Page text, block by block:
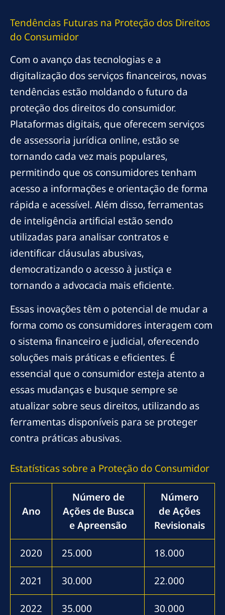
Tendências Futuras na Proteção dos Direitos
do Consumidor
Com o avanço das tecnologias e a
digitalização dos serviços financeiros, novas
tendências estão moldando o futuro da
proteção dos direitos do consumidor.
Plataformas digitais, que oferecem serviços
de assessoria jurídica online, estão se
tornando cada vez mais populares,
permitindo que os consumidores tenham
acesso a informações e orientação de forma
rápida e acessível. Além disso, ferramentas
de inteligência artificial estão sendo
utilizadas para analisar contratos e
identificar cláusulas abusivas,
democratizando o acesso à justiça e
tornando a advocacia mais eficiente.
Essas inovações têm o potencial de mudar a
forma como os consumidores interagem com
o sistema financeiro e judicial, oferecendo
soluções mais práticas e eficientes. É
essencial que o consumidor esteja atento a
essas mudanças e busque sempre se
atualizar sobre seus direitos, utilizando as
ferramentas disponíveis para se proteger
contra práticas abusivas.
Estatísticas sobre a Proteção do Consumidor
Ano
Número de
Ações de Busca
e Apreensão
Número
de Ações
Revisionais
2020 25.000 18.000
2021 30.000 22.000
2022 35.000 30.000